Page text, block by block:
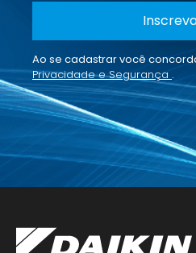
Ao se cadastrar você
Privacidade e Segurança .